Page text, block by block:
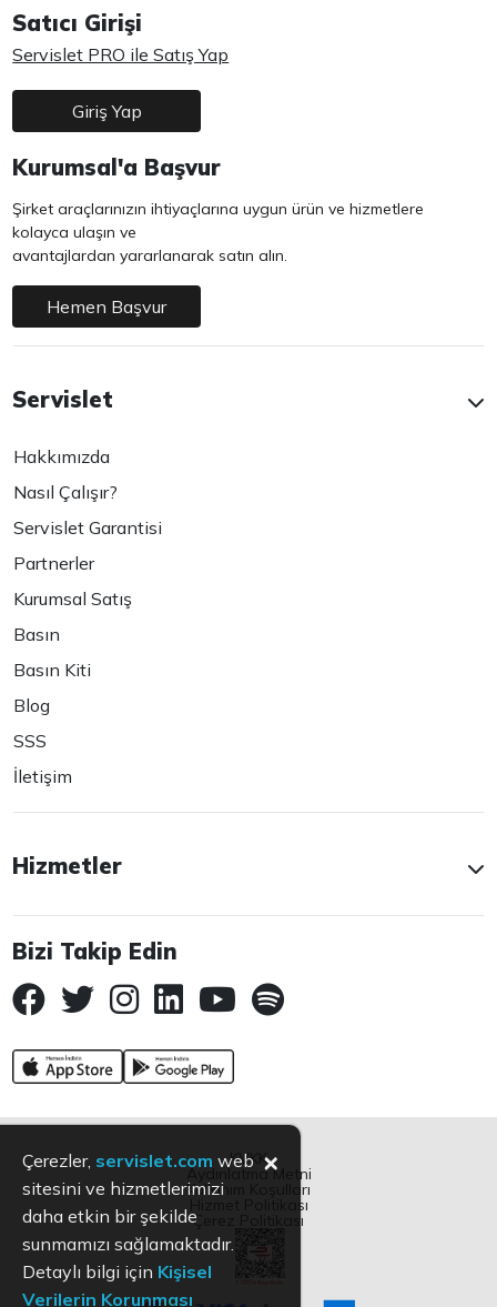
Satıcı Girişi
Servislet PRO ile Satış Yap
Giriş Yap
Kurumsal'a Başvur
Şirket araçlarınızın ihtiyaçlarına uygun ürün ve hizmetlere
kolayca ulaşın ve
avantajlardan yararlanarak satın alın.
Hemen Başvur
Servislet
Hakkımızda
Nasıl Çalışır?
Servislet Garantisi
Partnerler
Kurumsal Satış
Basın
Basın Kiti
Blog
SSS
İletişim
Hizmetler
Bizi Takip Edin
KVKK
Aydınlatma Metni
Kullanım Koşulları
Hizmet Politikası
Çerez Politikası
Çerezler, servislet.com web
sitesini ve hizmetlerimizi
daha etkin bir şekilde
sunmamızı sağlamaktadır.
Detaylı bilgi için Kişisel
Verilerin Korunması
×